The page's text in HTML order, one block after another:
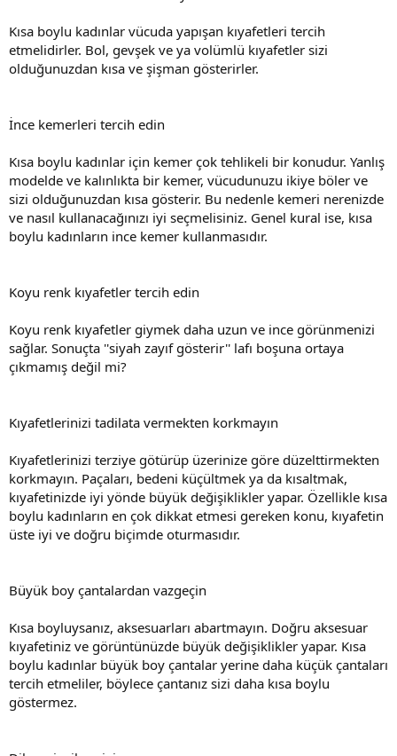
Kısa boylu kadınlar vücuda yapışan kıyafetleri tercih
etmelidirler. Bol, gevşek ve ya volümlü kıyafetler sizi
olduğunuzdan kısa ve şişman gösterirler.
İnce kemerleri tercih edin
Kısa boylu kadınlar için kemer çok tehlikeli bir konudur. Yanlış
modelde ve kalınlıkta bir kemer, vücudunuzu ikiye böler ve
sizi olduğunuzdan kısa gösterir. Bu nedenle kemeri nerenizde
ve nasıl kullanacağınızı iyi seçmelisiniz. Genel kural ise, kısa
boylu kadınların ince kemer kullanmasıdır.
Koyu renk kıyafetler tercih edin
Koyu renk kıyafetler giymek daha uzun ve ince görünmenizi
sağlar. Sonuçta ''siyah zayıf gösterir'' lafı boşuna ortaya
çıkmamış değil mi?
Kıyafetlerinizi tadilata vermekten korkmayın
Kıyafetlerinizi terziye götürüp üzerinize göre düzelttirmekten
korkmayın. Paçaları, bedeni küçültmek ya da kısaltmak,
kıyafetinizde iyi yönde büyük değişiklikler yapar. Özellikle kısa
boylu kadınların en çok dikkat etmesi gereken konu, kıyafetin
üste iyi ve doğru biçimde oturmasıdır.
Büyük boy çantalardan vazgeçin
Kısa boyluysanız, aksesuarları abartmayın. Doğru aksesuar
kıyafetiniz ve görüntünüzde büyük değişiklikler yapar. Kısa
boylu kadınlar büyük boy çantalar yerine daha küçük çantaları
tercih etmeliler, böylece çantanız sizi daha kısa boylu
göstermez.